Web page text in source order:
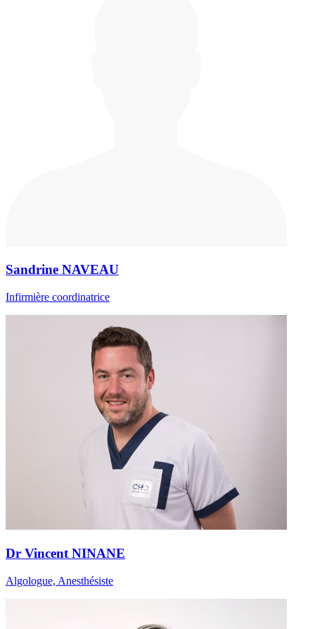
Sandrine NAVEAU
Infirmière coordinatrice
Dr Vincent NINANE
Algologue, Anesthésiste